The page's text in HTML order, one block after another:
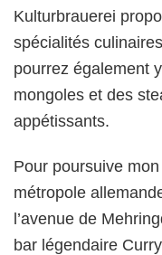
Kulturbrauerei
spécialités
pourrez également
mongoles et des
appétissants.
Pour poursuive
métropole
l’avenue de
bar légendaire